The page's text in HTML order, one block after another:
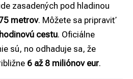
zasadených pod hladinou
metrov. Môžete sa pripraviť
cestu. Oficiálne
sú, no odhaduje sa, že
6 až 8 miliónov eur.